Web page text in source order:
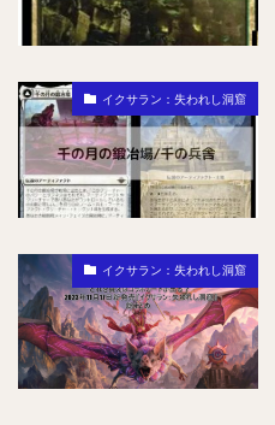
イクサラン：失われし洞窟
イクサラン：失われし洞窟